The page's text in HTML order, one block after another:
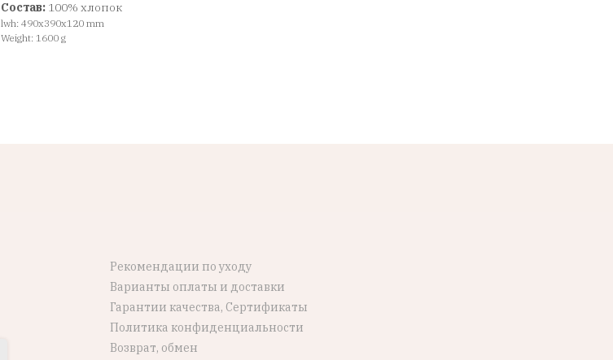
Состав: 100% хлопок
lwh: 490x390x120 mm
Weight: 1600 g
Рекомендации по уходу
Варианты оплаты и доставки
Гарантии качества, Сертификаты
Политика конфиденциальности
Возврат, обмен